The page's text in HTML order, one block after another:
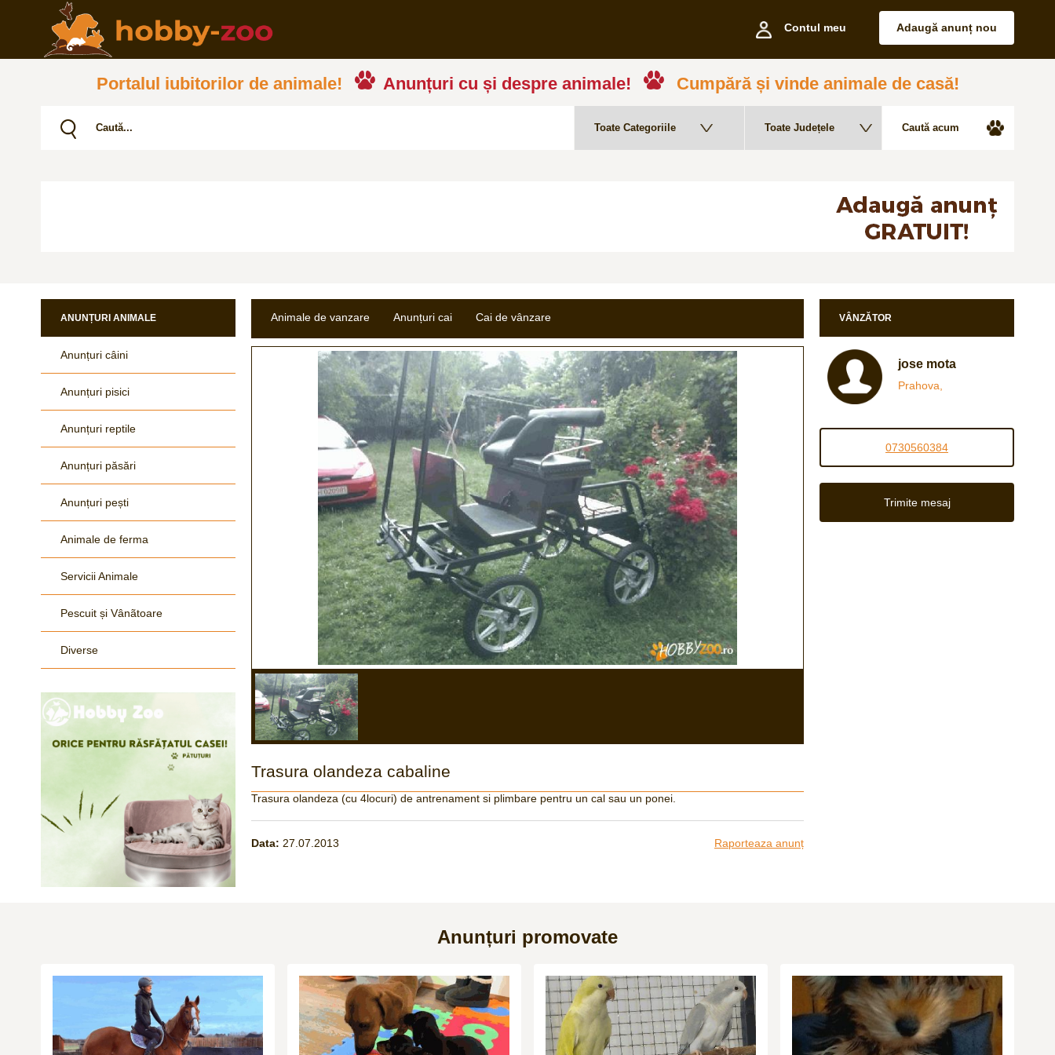
Contul meu Adaugă anunț nou
Portalul iubitorilor de animale! Anunțuri cu și despre animale! Cumpără și vinde animale de casă!
ANUNȚURI ANIMALE
Anunțuri câini
Anunțuri pisici
Anunțuri reptile
Anunțuri păsări
Anunțuri pești
Animale de ferma
Servicii Animale
Pescuit și Vânãtoare
Diverse
Animale de vanzare Anunțuri cai Cai de vânzare
Trasura olandeza cabaline
Trasura olandeza (cu 4locuri) de antrenament si plimbare pentru un cal sau un ponei.
Data: 27.07.2013 Raporteaza anunț
VÂNZĂTOR
jose mota
Prahova,
0730560384
Trimite mesaj
Anunțuri promovate